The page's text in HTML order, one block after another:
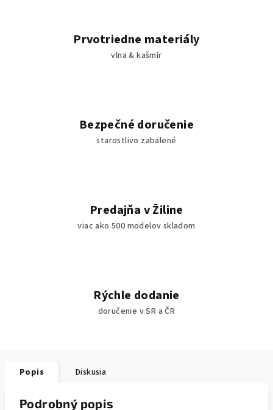
Prvotriedne materiály
vlna & kašmír
Bezpečné doručenie
starostlivo zabalené
Predajňa v Žiline
viac ako 500 modelov skladom
Rýchle dodanie
doručenie v SR a ČR
Popis Diskusia
Podrobný popis